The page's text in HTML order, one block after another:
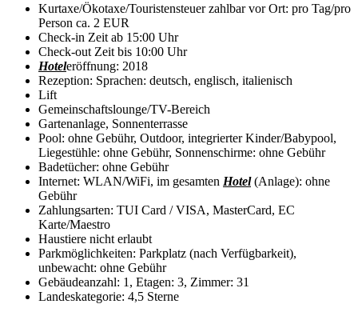
Kurtaxe/Ökotaxe/Touristensteuer zahlbar vor Ort: pro Tag/pro
Person ca. 2 EUR
Check-in Zeit ab 15:00 Uhr
Check-out Zeit bis 10:00 Uhr
Hoteleröffnung: 2018
Rezeption: Sprachen: deutsch, englisch, italienisch
Lift
Gemeinschaftslounge/TV-Bereich
Gartenanlage, Sonnenterrasse
Pool: ohne Gebühr, Outdoor, integrierter Kinder/Babypool,
Liegestühle: ohne Gebühr, Sonnenschirme: ohne Gebühr
Badetücher: ohne Gebühr
Internet: WLAN/WiFi, im gesamten Hotel(Anlage): ohne
Gebühr
Zahlungsarten: TUI Card / VISA, MasterCard, EC
Karte/Maestro
Haustiere nicht erlaubt
Parkmöglichkeiten: Parkplatz (nach Verfügbarkeit),
unbewacht: ohne Gebühr
Gebäudeanzahl: 1, Etagen: 3, Zimmer: 31
Landeskategorie: 4,5 Sterne